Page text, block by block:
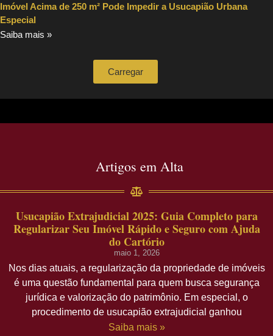
Imóvel Acima de 250 m² Pode Impedir a Usucapião Urbana
Especial
Saiba mais »
Carregar
Artigos em Alta
Usucapião Extrajudicial 2025: Guia Completo para
Regularizar Seu Imóvel Rápido e Seguro com Ajuda
do Cartório
maio 1, 2026
Nos dias atuais, a regularização da propriedade de imóveis
é uma questão fundamental para quem busca segurança
jurídica e valorização do patrimônio. Em especial, o
procedimento de usucapião extrajudicial ganhou
Saiba mais »